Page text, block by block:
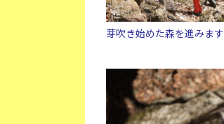
芽吹き始めた森を進みます